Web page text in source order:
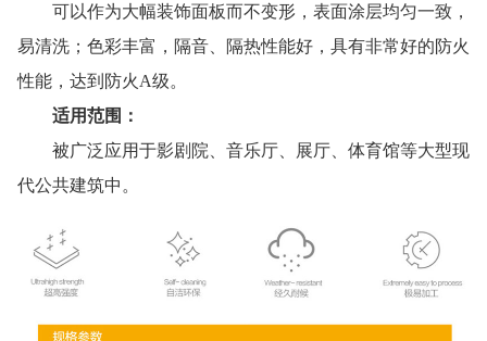
可以作为大幅装饰面板而不变形，表面涂层均匀一致，
易清洗；色彩丰富，隔音、隔热性能好，具有非常好的防火
性能，达到防火A级。
适用范围：
被广泛应用于影剧院、音乐厅、展厅、体育馆等大型现
代公共建筑中。